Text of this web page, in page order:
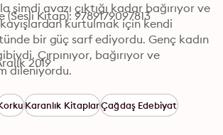
şimdi avazı çıktığı kadar bağırıyor ve
kurtulmak için kendi
bir güç sarf ediyordu. Genç kadın
Çırpınıyor, bağırıyor ve
dileniyordu.
Kitap): 9789179097813
2019
Karanlık KitaplarÇağdaş Edebiyat